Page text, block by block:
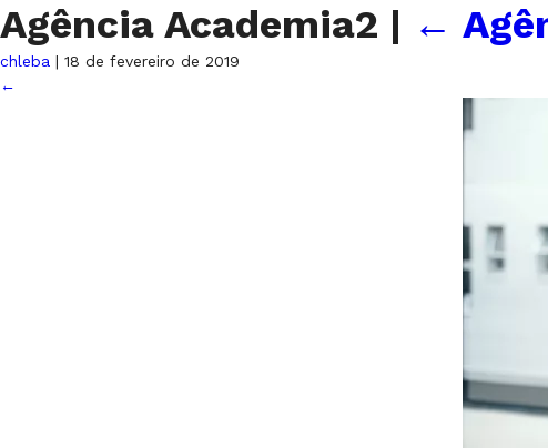
Agência Academia2 | ←
chleba | 18 de fevereiro de 2019
←